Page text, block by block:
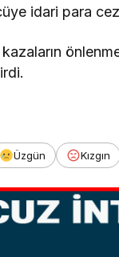
idari para
Üzgün Kızgın